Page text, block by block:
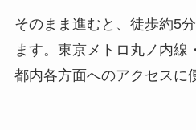
そのまま進むと、徒歩約5
ます。東京メトロ丸ノ内線
都内各方面へのアクセスに